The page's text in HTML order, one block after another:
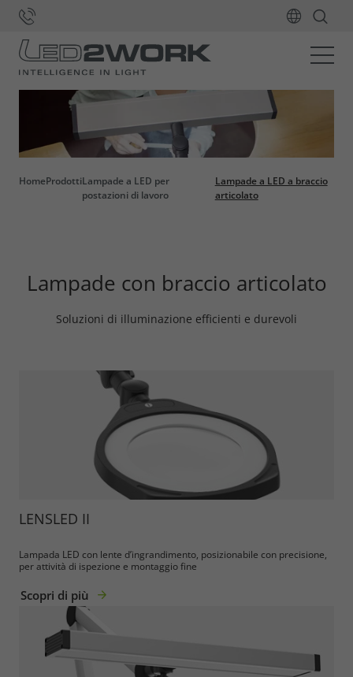
HomeProdottiLampade a LED per
postazioni di lavoro
Lampade a LED a braccio
articolato
Lampade con braccio articolato
Soluzioni di illuminazione efficienti e durevoli
LENSLED II
Lampada LED con lente d’ingrandimento, posizionabile con precisione,
per attività di ispezione e montaggio fine
Scopri di più